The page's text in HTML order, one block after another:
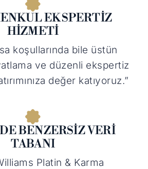
EKSPERTIZ
HIZMETI
koşullarında bile üstün
ve düzenli ekspertiz
değer katıyoruz.”
BENZERSIZ VERI
TABANI
Platin & Karma